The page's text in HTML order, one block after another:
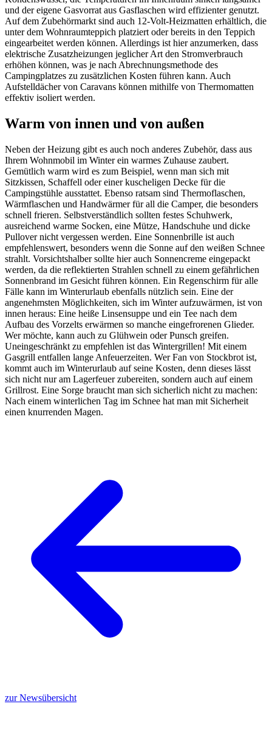
und der eigene Gasvorrat aus Gasflaschen wird effizienter genutzt.
Auf dem Zubehörmarkt sind auch 12-Volt-Heizmatten erhältlich, die
unter dem Wohnraumteppich platziert oder bereits in den Teppich
eingearbeitet werden können. Allerdings ist hier anzumerken, dass
elektrische Zusatzheizungen jeglicher Art den Stromverbrauch
erhöhen können, was je nach Abrechnungsmethode des
Campingplatzes zu zusätzlichen Kosten führen kann. Auch
Aufstelldächer von Caravans können mithilfe von Thermomatten
effektiv isoliert werden.
Warm von innen und von außen
Neben der Heizung gibt es auch noch anderes Zubehör, dass aus
Ihrem Wohnmobil im Winter ein warmes Zuhause zaubert.
Gemütlich warm wird es zum Beispiel, wenn man sich mit
Sitzkissen, Schaffell oder einer kuscheligen Decke für die
Campingstühle ausstattet. Ebenso ratsam sind Thermoflaschen,
Wärmflaschen und Handwärmer für all die Camper, die besonders
schnell frieren. Selbstverständlich sollten festes Schuhwerk,
ausreichend warme Socken, eine Mütze, Handschuhe und dicke
Pullover nicht vergessen werden. Eine Sonnenbrille ist auch
empfehlenswert, besonders wenn die Sonne auf den weißen Schnee
strahlt. Vorsichtshalber sollte hier auch Sonnencreme eingepackt
werden, da die reflektierten Strahlen schnell zu einem gefährlichen
Sonnenbrand im Gesicht führen können. Ein Regenschirm für alle
Fälle kann im Winterurlaub ebenfalls nützlich sein. Eine der
angenehmsten Möglichkeiten, sich im Winter aufzuwärmen, ist von
innen heraus: Eine heiße Linsensuppe und ein Tee nach dem
Aufbau des Vorzelts erwärmen so manche eingefrorenen Glieder.
Wer möchte, kann auch zu Glühwein oder Punsch greifen.
Uneingeschränkt zu empfehlen ist das Wintergrillen! Mit einem
Gasgrill entfallen lange Anfeuerzeiten. Wer Fan von Stockbrot ist,
kommt auch im Winterurlaub auf seine Kosten, denn dieses lässt
sich nicht nur am Lagerfeuer zubereiten, sondern auch auf einem
Grillrost. Eine Sorge braucht man sich sicherlich nicht zu machen:
Nach einem winterlichen Tag im Schnee hat man mit Sicherheit
einen knurrenden Magen.
zur Newsübersicht